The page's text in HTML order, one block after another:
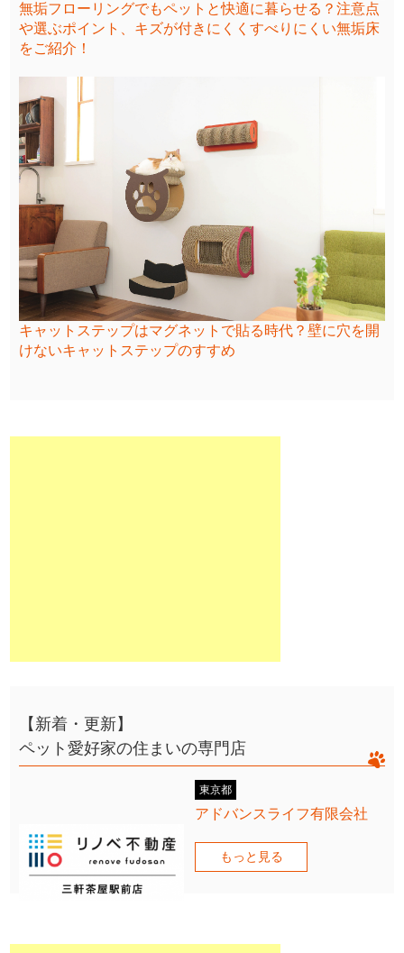
無垢フローリングでもペットと快適に暮らせる？注意点
や選ぶポイント、キズが付きにくくすべりにくい無垢床
をご紹介！
キャットステップはマグネットで貼る時代？壁に穴を開
けないキャットステップのすすめ
【新着・更新】
ペット愛好家の住まいの専門店
東京都
アドバンスライフ有限会社
もっと見る